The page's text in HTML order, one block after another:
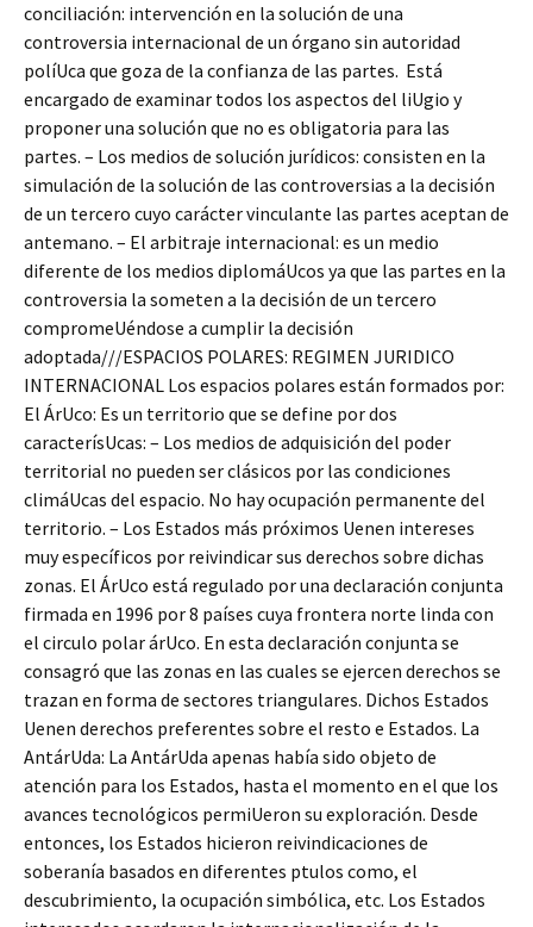
conciliación: intervención en la solución de una
controversia internacional de un órgano sin autoridad
políUca que goza de la confianza de las partes. Está
encargado de examinar todos los aspectos del liUgio y
proponer una solución que no es obligatoria para las
partes. – Los medios de solución jurídicos: consisten en la
simulación de la solución de las controversias a la decisión
de un tercero cuyo carácter vinculante las partes aceptan de
antemano. – El arbitraje internacional: es un medio
diferente de los medios diplomáUcos ya que las partes en la
controversia la someten a la decisión de un tercero
compromeUéndose a cumplir la decisión
adoptada///ESPACIOS POLARES: REGIMEN JURIDICO
INTERNACIONAL Los espacios polares están formados por:
El ÁrUco: Es un territorio que se define por dos
caracterísUcas: – Los medios de adquisición del poder
territorial no pueden ser clásicos por las condiciones
climáUcas del espacio. No hay ocupación permanente del
territorio. – Los Estados más próximos Uenen intereses
muy específicos por reivindicar sus derechos sobre dichas
zonas. El ÁrUco está regulado por una declaración conjunta
firmada en 1996 por 8 países cuya frontera norte linda con
el circulo polar árUco. En esta declaración conjunta se
consagró que las zonas en las cuales se ejercen derechos se
trazan en forma de sectores triangulares. Dichos Estados
Uenen derechos preferentes sobre el resto e Estados. La
AntárUda: La AntárUda apenas había sido objeto de
atención para los Estados, hasta el momento en el que los
avances tecnológicos permiUeron su exploración. Desde
entonces, los Estados hicieron reivindicaciones de
soberanía basados en diferentes ptulos como, el
descubrimiento, la ocupación simbólica, etc. Los Estados